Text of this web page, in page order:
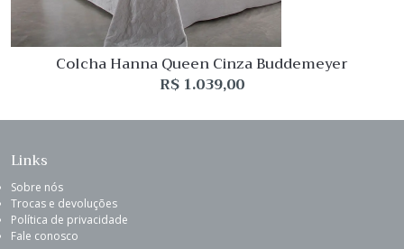
Colcha Hanna Queen Cinza Buddemeyer
R$ 1.039,00
Links
Sobre nós
Trocas e devoluções
Política de privacidade
Fale conosco